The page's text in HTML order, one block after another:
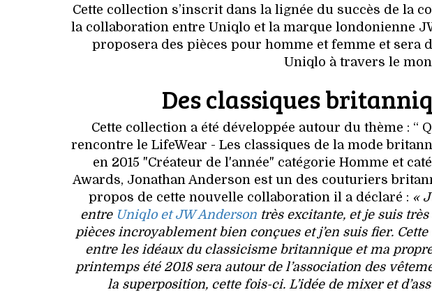
Cette collection s’inscrit dans la lignée du succès de la
la collaboration entre Uniqlo et la marque londonienne
proposera des pièces pour homme et femme et sera
Uniqlo à travers le
Des classiques
Cette collection a été développée autour du thème : “
rencontre le LifeWear - Les classiques de la mode
en 2015 "Créateur de l'année" catégorie Homme et
Awards, Jonathan Anderson est un des couturiers
propos de cette nouvelle collaboration il a déclaré : «
entre Uniqlo et JW Andersontrès excitante, et je suis très
pièces incroyablement bien conçues et j’en suis fier.
entre les idéaux du classicisme britannique et ma
printemps été 2018 sera autour de l’association des
la superposition, cette fois-ci. L’idée de mixer et